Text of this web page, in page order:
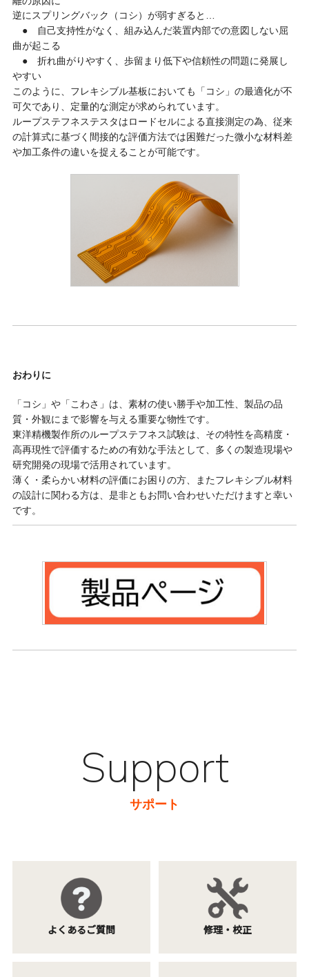
逆に スプリングバック（コシ） が弱すぎると…
● 自己支持性がなく、組み込んだ装置内部での意図しない屈
曲が起こる
● 折れ曲がりやすく、歩留まり低下や信頼性の問題に発展し
やすい
このように、フレキシブル基板においても「コシ」の最適化が不
可欠であり、定量的な測定が求められています。
ループステフネステスタはロードセルによる直接測定の為、従来
の計算式に基づく間接的な評価方法では困難だった微小な材料差
や加工条件の違いを捉えることが可能です。
おわりに
「コシ」や「こわさ」は、素材の使い勝手や加工性、製品の品
質・外観にまで影響を与える重要な物性です。
東洋精機製作所のループステフネス試験は、その特性を高精度・
高再現性で評価するための有効な手法として、多くの製造現場や
研究開発の現場で活用されています。
薄く・柔らかい材料の評価にお困りの方、またフレキシブル材料
の設計に関わる方は、是非ともお問い合わせいただけますと幸い
です。
Support
サポート
よくあるご質問 修理・校正